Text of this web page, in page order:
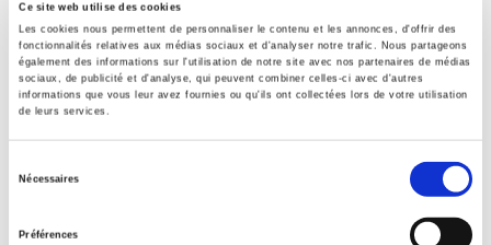
Ce site web utilise des cookies
Les cookies nous permettent de personnaliser le contenu et les annonces, d'offrir des
fonctionnalités relatives aux médias sociaux et d'analyser notre trafic. Nous partageons
également des informations sur l'utilisation de notre site avec nos partenaires de médias
sociaux, de publicité et d'analyse, qui peuvent combiner celles-ci avec d'autres
informations que vous leur avez fournies ou qu'ils ont collectées lors de votre utilisation
de leurs services.
Nécessaires
Préférences